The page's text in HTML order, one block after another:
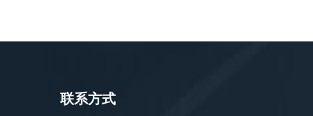
联系方式